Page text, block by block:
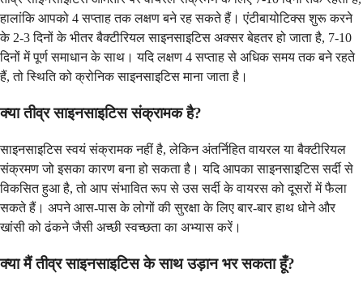
हालांकि आपको 4 सप्ताह तक लक्षण बने रह सकते हैं। एंटीबायोटिक्स शुरू करने
के 2-3 दिनों के भीतर बैक्टीरियल साइनसाइटिस अक्सर बेहतर हो जाता है, 7-10
दिनों में पूर्ण समाधान के साथ। यदि लक्षण 4 सप्ताह से अधिक समय तक बने रहते
हैं, तो स्थिति को क्रोनिक साइनसाइटिस माना जाता है।
क्या तीव्र साइनसाइटिस संक्रामक है?
साइनसाइटिस स्वयं संक्रामक नहीं है, लेकिन अंतर्निहित वायरल या बैक्टीरियल
संक्रमण जो इसका कारण बना हो सकता है। यदि आपका साइनसाइटिस सर्दी से
विकसित हुआ है, तो आप संभावित रूप से उस सर्दी के वायरस को दूसरों में फैला
सकते हैं। अपने आस-पास के लोगों की सुरक्षा के लिए बार-बार हाथ धोने और
खांसी को ढंकने जैसी अच्छी स्वच्छता का अभ्यास करें।
क्या मैं तीव्र साइनसाइटिस के साथ उड़ान भर सकता हूँ?